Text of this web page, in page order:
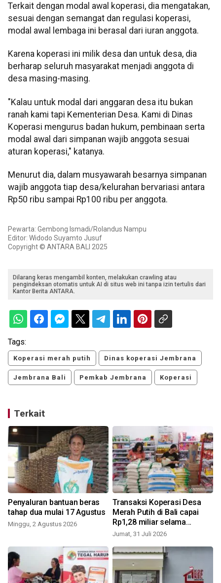
Terkait dengan modal awal koperasi, dia mengatakan,
sesuai dengan semangat dan regulasi koperasi,
modal awal lembaga ini berasal dari iuran anggota.
Karena koperasi ini milik desa dan untuk desa, dia
berharap seluruh masyarakat menjadi anggota di
desa masing-masing.
"Kalau untuk modal dari anggaran desa itu bukan
ranah kami tapi Kementerian Desa. Kami di Dinas
Koperasi mengurus badan hukum, pembinaan serta
modal awal dari simpanan wajib anggota sesuai
aturan koperasi," katanya.
Menurut dia, dalam musyawarah besarnya simpanan
wajib anggota tiap desa/kelurahan bervariasi antara
Rp50 ribu sampai Rp100 ribu per anggota.
Pewarta: Gembong Ismadi/Rolandus Nampu
Editor: Widodo Suyamto Jusuf
Copyright © ANTARA BALI 2025
Dilarang keras mengambil konten, melakukan crawling atau
pengindeksan otomatis untuk AI di situs web ini tanpa izin tertulis dari
Kantor Berita ANTARA.
Tags:
Koperasi merah putih Dinas koperasi Jembrana
Jembrana Bali Pemkab Jembrana Koperasi
Terkait
Penyaluran bantuan beras
tahap dua mulai 17 Agustus
Minggu, 2 Agustus 2026
Transaksi Koperasi Desa
Merah Putih di Bali capai
Rp1,28 miliar selama
semester I 2026
Jumat, 31 Juli 2026